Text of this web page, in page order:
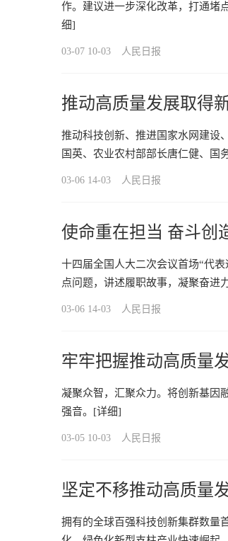
作。建议进一步深化改革，打通堵
细]
03-07 10-03 人民日报
推动高质量发展取得
推动科技创新、推进国家水网建
国英、农业农村部部长唐仁健、国
03-06 14-03 人民日报
使命重在担当 奋斗创
十四届全国人大二次会议首场“代
点问题，讲述履职故事，凝聚奋进
03-06 14-03 人民日报
牢牢把握推动高质量
凝聚众智，汇聚众力。将创新基因
强音。 [详细]
03-05 10-03 人民日报
坚定不移推动高质量
拥有的全球百强科技创新集群数量